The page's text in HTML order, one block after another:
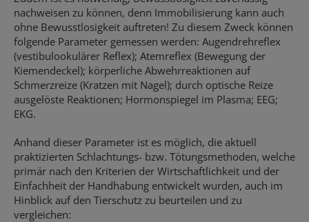
nachweisen zu können, denn Immobilisierung kann auch
ohne Bewusstlosigkeit auftreten! Zu diesem Zweck können
folgende Parameter gemessen werden: Augendrehreflex
(vestibulookulärer Reflex); Atemreflex (Bewegung der
Kiemendeckel); körperliche Abwehrreaktionen auf
Schmerzreize (Kratzen mit Nagel); durch optische Reize
ausgelöste Reaktionen; Hormonspiegel im Plasma; EEG;
EKG.
Anhand dieser Parameter ist es möglich, die aktuell
praktizierten Schlachtungs- bzw. Tötungsmethoden, welche
primär nach den Kriterien der Wirtschaftlichkeit und der
Einfachheit der Handhabung entwickelt wurden, auch im
Hinblick auf den Tierschutz zu beurteilen und zu
vergleichen: